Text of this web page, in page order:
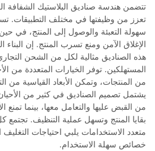
تتضمن هندسة صناديق البلاستيك الشفافة
تعزز من وظيفتها في مختلف التطبيقات.
سهولة التعبئة والوصول إلى المنتج، في
الإغلاق الآمن ومنع تسرب المنتج. إن
هذه الصناديق مثالية لكل من الشحن
المستهلكين. توفر الخيارات المتعددة من
من المنتجات، وتمكن الأبعاد القياسية من
يشتمل تصميم الصناديق في كثير من
من القبض عليها والتعامل معها، بينما تمنع
بقايا المنتج وتسهل عملية التنظيف.
متعدد الاستخدامات يلبي احتياجات
خصائص سهلة الاستخدام.